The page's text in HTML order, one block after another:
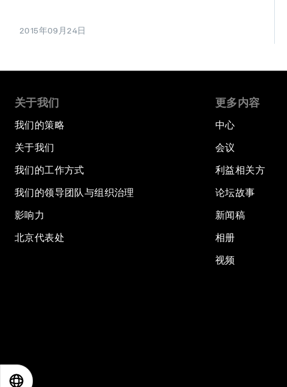
2015年09月24日
关于我们
我们的策略
关于我们
我们的工作方式
我们的领导团队与组织治理
影响力
北京代表处
更多内容
中心
会议
利益相关方
论坛故事
新闻稿
相册
视频